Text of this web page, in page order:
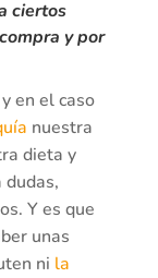
ciertos
y por
en el caso
nuestra
dieta y
Y es que
unas
ni la